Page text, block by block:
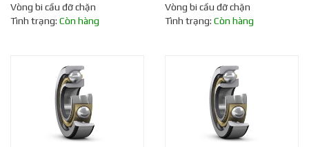
Vòng bi cầu đỡ chặn
Tình trạng: Còn hàng
Vòng bi cầu đỡ chặn
Tình trạng: Còn hàng